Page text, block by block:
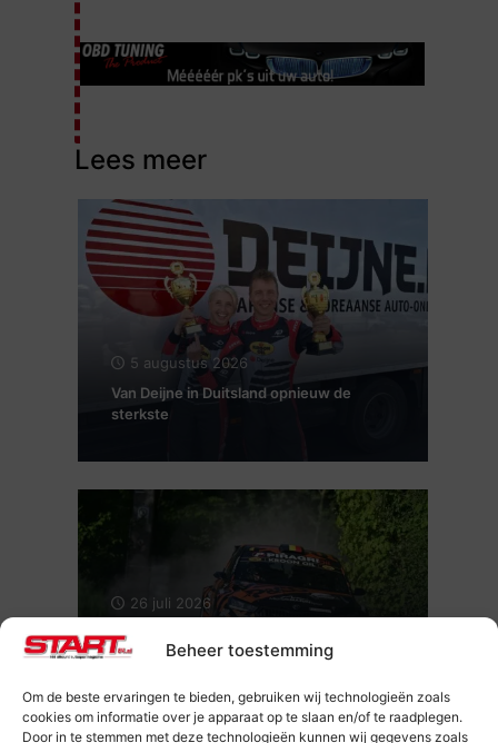
Beheer toestemming
Om de beste ervaringen te bieden, gebruiken wij technologieën zoals
cookies om informatie over je apparaat op te slaan en/of te raadplegen.
Door in te stemmen met deze technologieën kunnen wij gegevens zoals
Lees meer
5 augustus 2026
Van Deijne in Duitsland opnieuw de
sterkste
26 juli 2026
Maxime Potty en Renaud Herman voor
de tweede keer Kampioen van België